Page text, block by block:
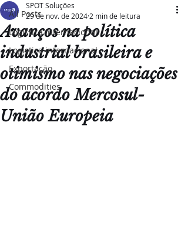
All Posts
Logistica internacional
Logistica internacional
Exportação
Commodities
Avanços na política
industrial brasileira e
otimismo nas negociações
do acordo Mercosul-
União Europeia
SPOT Soluções
29 de nov. de 2024 2 min de leitura